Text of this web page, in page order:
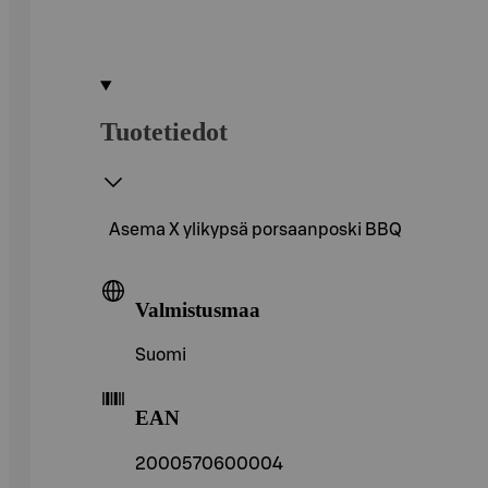
Tuotetiedot
Asema X ylikypsä porsaanposki BBQ
Valmistusmaa
Suomi
EAN
2000570600004